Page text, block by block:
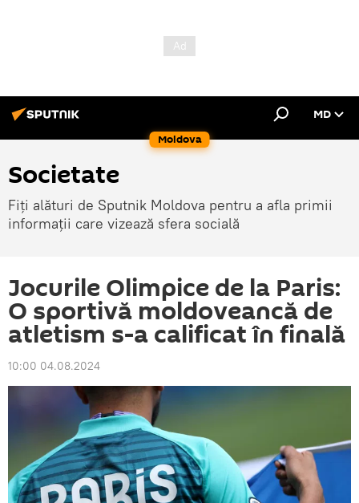
Moldova
MD
Societate
Fiți alături de Sputnik Moldova pentru a afla primii
informații care vizează sfera socială
Jocurile Olimpice de la Paris:
O sportivă moldoveancă de
atletism s-a calificat în finală
10:00 04.08.2024